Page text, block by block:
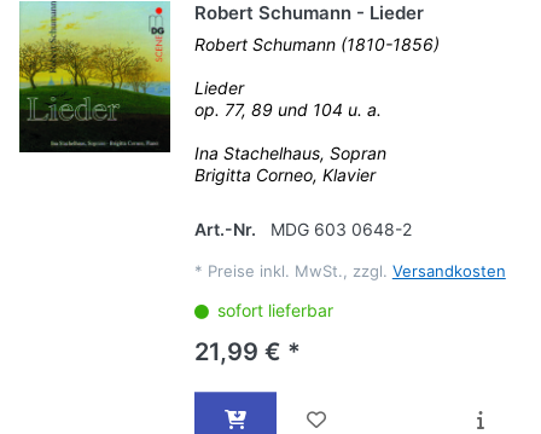
Robert Schumann - Lieder
Robert Schumann (1810-1856)
Lieder
op. 77, 89 und 104 u. a.
Ina Stachelhaus, Sopran
Brigitta Corneo, Klavier
Art.-Nr. MDG 603 0648-2
* Preise inkl. MwSt., zzgl. Versandkosten
sofort lieferbar
21,99 € *